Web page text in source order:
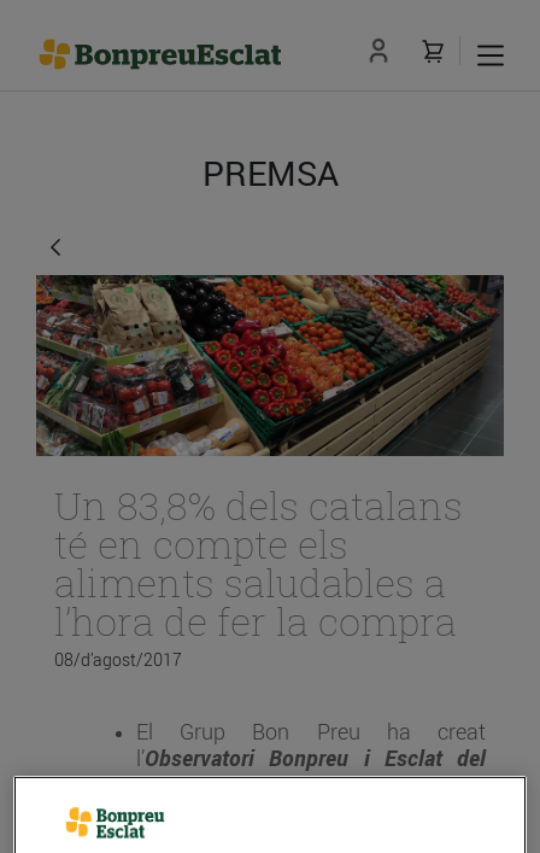
PREMSA
Un 83,8% dels catalans
té en compte els
aliments saludables a
l’hora de fer la compra
08/d’agost/2017
El Grup Bon Preu ha creat
l’Observatori Bonpreu i Esclat del
Consum Alimentari a Catalunyaamb
l’objectiu de conèixer les tendències
alimentàries i de consum a les llars